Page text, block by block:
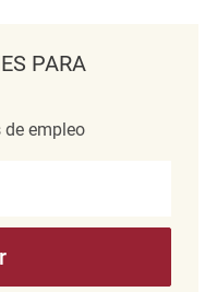
PARA
de empleo